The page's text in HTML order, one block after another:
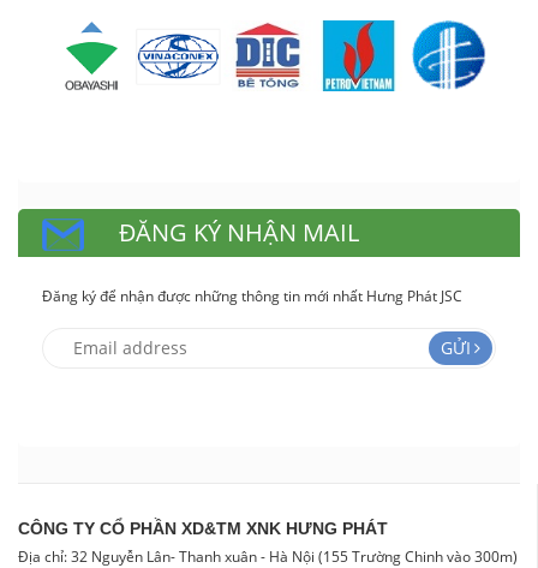
ĐĂNG KÝ NHẬN MAIL
Đăng ký để nhận được những thông tin mới nhất Hưng Phát JSC
GỬI
CÔNG TY CỔ PHẦN XD&TM XNK HƯNG PHÁT
Địa chỉ: 32 Nguyễn Lân- Thanh xuân - Hà Nội (155 Trường Chinh vào 300m)